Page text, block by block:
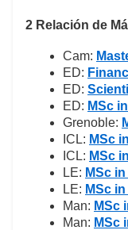
2 Relación de
Cam:
ED:
ED:
ED: MSc
Grenoble:
ICL: MSc
ICL: MSc
LE: MSc
LE: MSc
Man: MSc
Man: MSc